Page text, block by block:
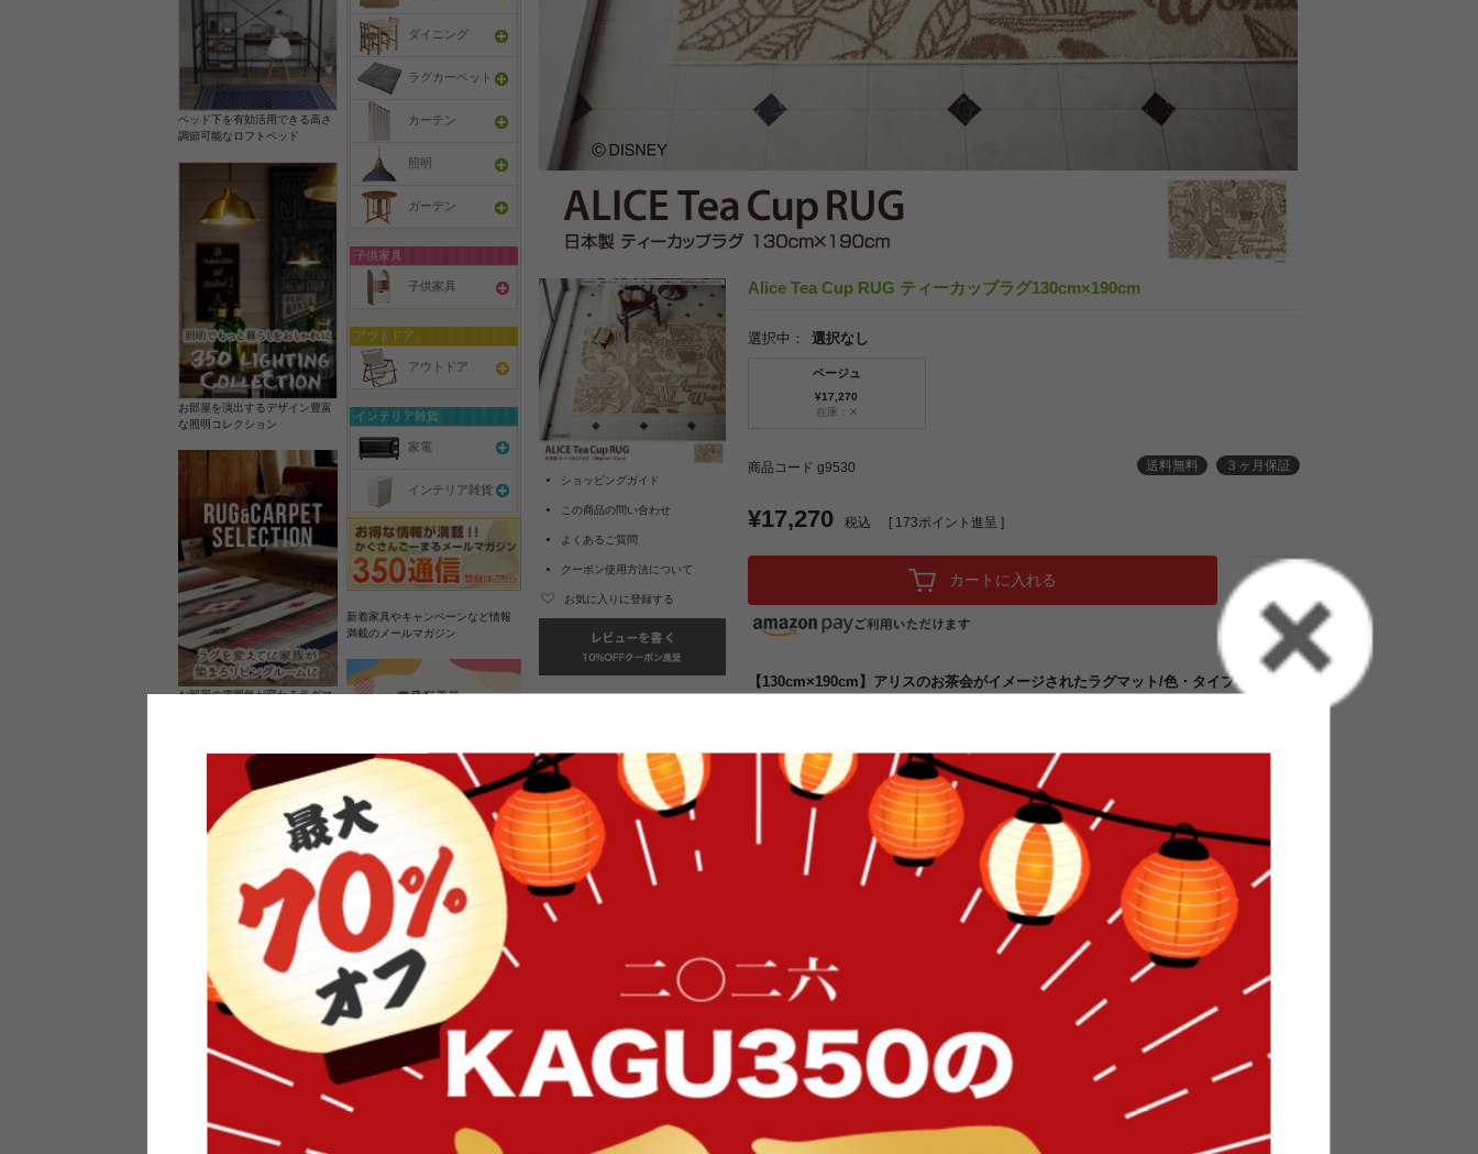
ベッド下を有効活用できる高さ
調節可能なロフトベッド
お部屋を演出するデザイン豊富
な照明コレクション
お部屋の雰囲気が変わるラグマ
素材の良さを活かしたウッドソ
ケットのペンダントライト
インフォメーション
よくあるご質問
ダイニング
ラグカーペット
カーテン
照明
ガーデン
子供家具
子供家具
アウトドア
アウトドア
インテリア雑貨
家電
インテリア雑貨
新着家具やキャンペーンなど情報
満載のメールマガジン
家具のレビューを書くと10%OFFク
ーポンプレゼント
オフィスやモデルハウスなどイン
ショッピングガイド
この商品の問い合わせ
よくあるご質問
クーポン使用方法について
お気に入りに登録する
Alice Tea Cup RUG ティーカップラグ130cm×190cm
選択中： 選択なし
ベージュ
¥17,270
在庫：✕
商品コード g9530 送料無料 ３ヶ月保証
¥17,270 税込 [ 173ポイント進呈 ]
カートに入れる
【130cm×190cm】アリスのお茶会がイメージされたラグマット/色・タイプ:ベージュ
するティーパーティーのシーンです。この商品はそのシーンをイメージし、デザイン
されたラグマットになります。全体色のベージュは落ち着きを与えており、無駄な装
飾や描きこみがないので上品な印象を感じさせます。またコーディネートがしやすい
カラーですのでどんなお部屋、インテリアともコーディネートしやすく設置場所を選
びません。耐熱加工をしておりますので床暖房の上でも安心してご使用頂けます。